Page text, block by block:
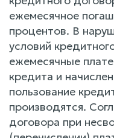
ежемесячное
процентов. В
условий
ежемесячные
кредита и
пользование
производятся.
договора при